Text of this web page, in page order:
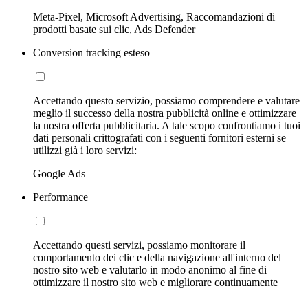
Meta-Pixel, Microsoft Advertising, Raccomandazioni di
prodotti basate sui clic, Ads Defender
Conversion tracking esteso
Accettando questo servizio, possiamo comprendere e valutare
meglio il successo della nostra pubblicità online e ottimizzare
la nostra offerta pubblicitaria. A tale scopo confrontiamo i tuoi
dati personali crittografati con i seguenti fornitori esterni se
utilizzi già i loro servizi:
Google Ads
Performance
Accettando questi servizi, possiamo monitorare il
comportamento dei clic e della navigazione all'interno del
nostro sito web e valutarlo in modo anonimo al fine di
ottimizzare il nostro sito web e migliorare continuamente